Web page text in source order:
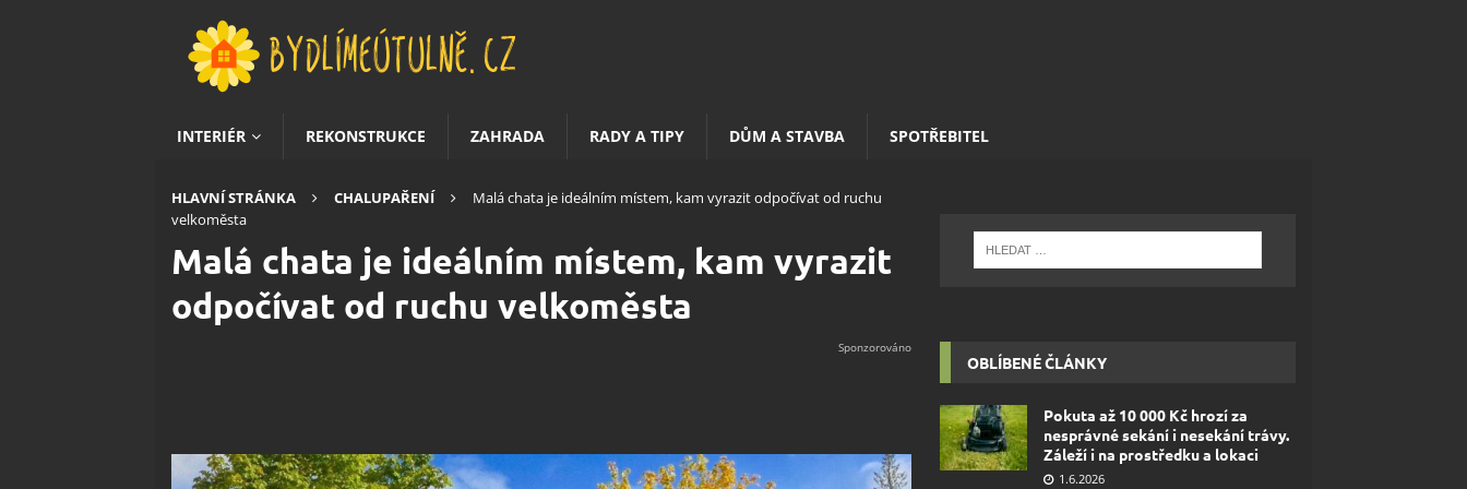
INTERIÉR REKONSTRUKCE ZAHRADA RADY A TIPY DŮM A STAVBA SPOTŘEBITEL
HLAVNÍ STRÁNKA CHALUPAŘENÍ
Malá chata je ideálním místem, kam vyrazit odpočívat od ruchu
velkoměsta
Malá chata je ideálním místem, kam vyrazit
odpočívat od ruchu velkoměsta
OBLÍBENÉ ČLÁNKY
Pokuta až 10 000 Kč hrozí za
nesprávné sekání i nesekání trávy.
Záleží i na prostředku a lokaci
1.6.2026